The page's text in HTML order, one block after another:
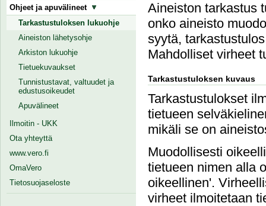
Ohjeet ja apuvälineet
Tarkastustuloksen lukuohje
Aineiston lähetysohje
Arkiston lukuohje
Tietuekuvaukset
Tunnistustavat, valtuudet ja
edustusoikeudet
Apuvälineet
Ilmoitin - UKK
Ota yhteyttä
www.vero.fi
OmaVero
Tietosuojaseloste
Aineiston tarkastus
onko aineisto
syytä,
Mahdolliset virheet
Tarkastustuloksen kuvaus
Tarkastustulokset
tietueen
mikäli se on
Muodollisesti
tietueen nimen alla
oikeellinen'.
virheet ilmoitetaan